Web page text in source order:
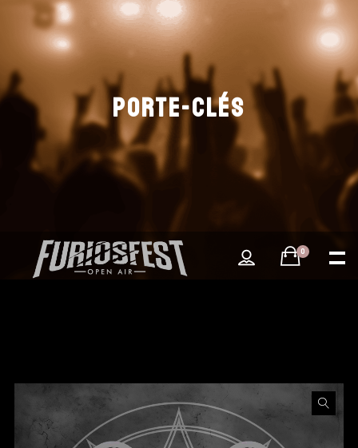
0
PORTE-CLÉS